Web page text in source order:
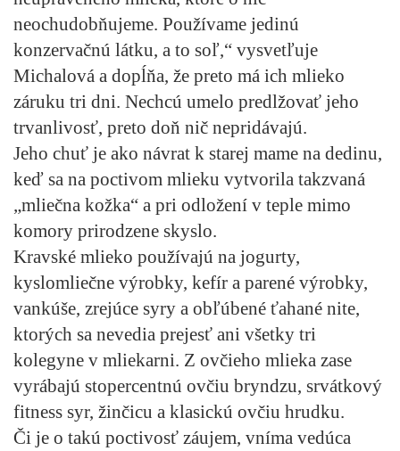
neochudobňujeme. Používame jedinú
konzervačnú látku, a to soľ,“ vysvetľuje
Michalová a dopĺňa, že preto má ich mlieko
záruku tri dni. Nechcú umelo predlžovať jeho
trvanlivosť, preto doň nič nepridávajú.
Jeho chuť je ako návrat k starej mame na dedinu,
keď sa na poctivom mlieku vytvorila takzvaná
„mliečna kožka“ a pri odložení v teple mimo
komory prirodzene skyslo.
Kravské mlieko používajú na jogurty,
kyslomliečne výrobky, kefír a parené výrobky,
vankúše, zrejúce syry a obľúbené ťahané nite,
ktorých sa nevedia prejesť ani všetky tri
kolegyne v mliekarni. Z ovčieho mlieka zase
vyrábajú stopercentnú ovčiu bryndzu, srvátkový
fitness syr, žinčicu a klasickú ovčiu hrudku.
Či je o takú poctivosť záujem, vníma vedúca